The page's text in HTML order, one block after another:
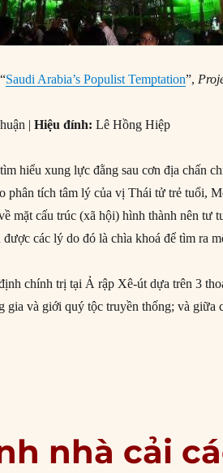
Saudi Arabia’s Populist Temptation”,
|Hiệu đính:Lê Hồng Hiệp
hiểu xung lực đằng sau cơn địa chấn
phân tích tâm lý của vị Thái tử trẻ tuổi,
mặt cấu trúc (xã hội) hình thành nên tư
các lý do đó là chìa khoá để tìm ra
chính trị tại Ả rập Xê-út dựa trên 3
gia và giới quý tộc truyền thống; và giữa
dỗ dân tuý tại Ả rập Xê-út”
nhà cải